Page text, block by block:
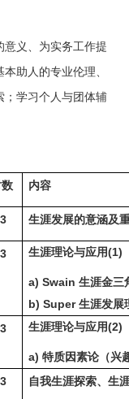
义、为实务工作提
助人的专业伦理、
；学习个人与团体辅
内容
3 生涯发展的意涵及
3 生涯理论与应用(1)
a) Swain生涯金三
b) Super生涯发展
3 生涯理论与应用(2)
a) 特质因素论（兴
3 自我生涯探索、生